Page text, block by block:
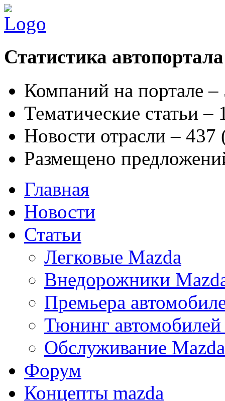
Статистика автопортала
Компаний на портале
Тематические статьи –
Новости отрасли – 437
Размещено
Главная
Новости
Статьи
Легковые Mazda
Внедорожники
Премьера
Тюнинг
Обслуживание Mazda
Форум
Концепты mazda